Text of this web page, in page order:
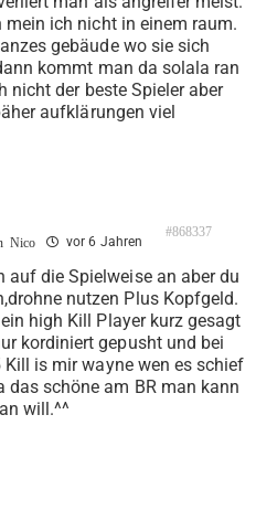
mein ich nicht in einem raum.
gebäude wo sie sich
kommt man da solala ran
nicht der beste Spieler aber
aufklärungen viel
Nico vor 6 Jahren
#868337
auf die Spielweise an aber du
nutzen Plus Kopfgeld.
high Kill Player kurz gesagt
kordiniert gepusht und bei
Kill is mir wayne wen es schief
das schöne am BR man kann
will.^^